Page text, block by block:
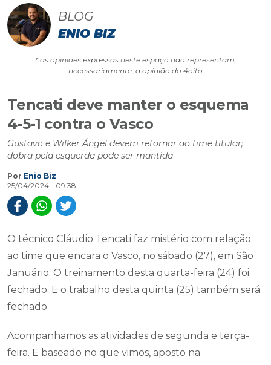
BLOG
ENIO BIZ
* as opiniões expressas neste espaço não representam,
necessariamente, a opinião do 4oito
Tencati deve manter o esquema
4-5-1 contra o Vasco
Gustavo e Wilker Ángel devem retornar ao time titular;
dobra pela esquerda pode ser mantida
Por Enio Biz
25/04/2024 - 09:38
O técnico Cláudio Tencati faz mistério com relação
ao time que encara o Vasco, no sábado (27), em São
Januário. O treinamento desta quarta-feira (24) foi
fechado. E o trabalho desta quinta (25) também será
fechado.
Acompanhamos as atividades de segunda e terça-
feira. E baseado no que vimos, aposto na